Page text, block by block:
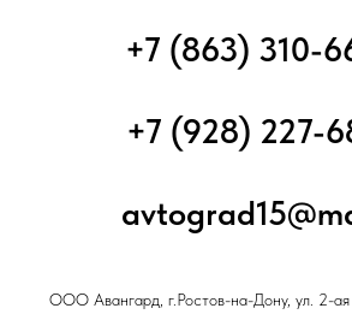
+7 (863) 310-
+7 (928) 227-
ООО Авангард, г.Ростов-на-Дону, ул. 2-ая